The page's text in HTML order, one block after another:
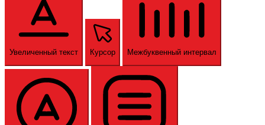
Увеличенный текст Курсор Межбуквенный интервал